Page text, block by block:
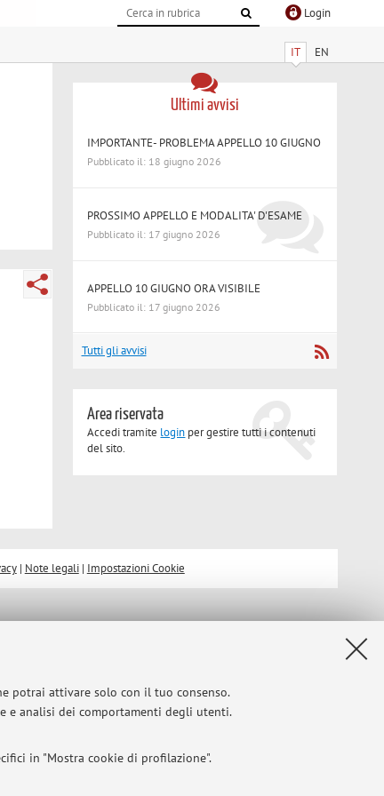
potrai attivare solo con il tuo consenso.
e analisi dei comportamenti degli utenti.
in "Mostra cookie di profilazione".
Login
IT EN
Ultimi avvisi
IMPORTANTE- PROBLEMA APPELLO 10 GIUGNO
Pubblicato il: 18 giugno 2026
PROSSIMO APPELLO E MODALITA' D'ESAME
Pubblicato il: 17 giugno 2026
APPELLO 10 GIUGNO ORA VISIBILE
Pubblicato il: 17 giugno 2026
Tutti gli avvisi
Area riservata
Accedi tramite login per gestire tutti i contenuti
del sito.
| Note legali| Impostazioni Cookie